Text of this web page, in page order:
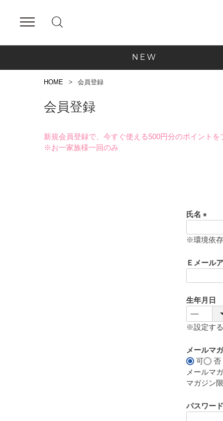
NEW
HOME 会員登録
会員登録
新規会員登録で、今すぐ使える500円分のポイントを
※お一家族様一回のみ
氏名
必
)
※環境依
Ｅメール
生年月日
※設定す
メールマ
可
否
メールマ
マガジン
パスワー